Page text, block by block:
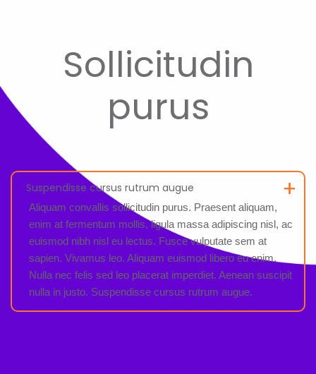
Sollicitudin
purus
+
Suspendisse cursus rutrum augue
Aliquam convallis sollicitudin purus. Praesent aliquam,
enim at fermentum mollis, ligula massa adipiscing nisl, ac
euismod nibh nisl eu lectus. Fusce vulputate sem at
sapien. Vivamus leo. Aliquam euismod libero eu enim.
Nulla nec felis sed leo placerat imperdiet. Aenean suscipit
nulla in justo. Suspendisse cursus rutrum augue.